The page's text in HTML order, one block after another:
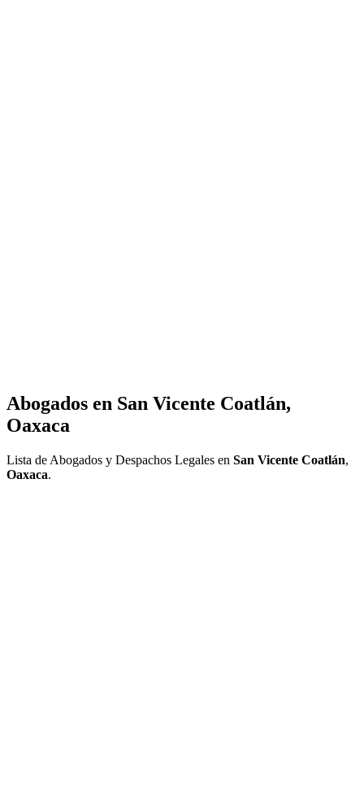
Abogados en San Vicente Coatlán,
Oaxaca
Lista de Abogados y Despachos Legales en San Vicente Coatlán,
Oaxaca.